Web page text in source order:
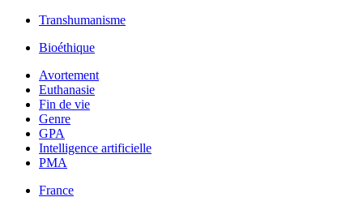
Transhumanisme
Bioéthique
Avortement
Euthanasie
Fin de vie
Genre
GPA
Intelligence artificielle
PMA
France